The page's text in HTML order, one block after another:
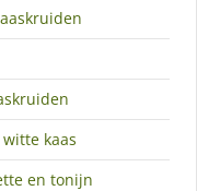
kaas
en tonijn